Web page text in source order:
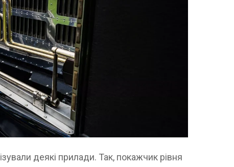
деякі прилади. Так, покажчик рівня